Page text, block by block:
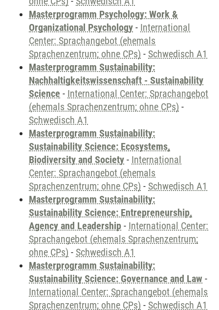
Masterprogramm Psychology: Work &
Organizational Psychology - International
Center: Sprachangebot (ehemals
Sprachenzentrum; ohne CPs) - Schwedisch A1
Masterprogramm Sustainability:
Nachhaltigkeitswissenschaft - Sustainability
Science - International Center: Sprachangebot
(ehemals Sprachenzentrum; ohne CPs) -
Schwedisch A1
Masterprogramm Sustainability:
Sustainability Science: Ecosystems,
Biodiversity and Society - International
Center: Sprachangebot (ehemals
Sprachenzentrum; ohne CPs) - Schwedisch A1
Masterprogramm Sustainability:
Sustainability Science: Entrepreneurship,
Agency and Leadership - International Center:
Sprachangebot (ehemals Sprachenzentrum;
ohne CPs) - Schwedisch A1
Masterprogramm Sustainability:
Sustainability Science: Governance and Law -
International Center: Sprachangebot (ehemals
Sprachenzentrum; ohne CPs) - Schwedisch A1